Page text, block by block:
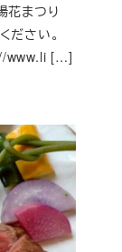
まつり
ださい。
www.li […]